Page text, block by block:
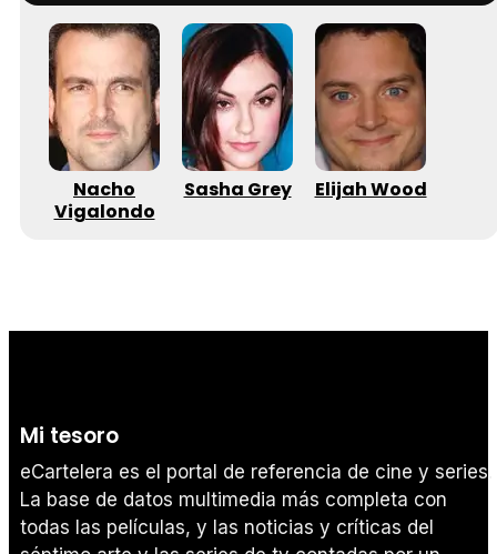
Nacho
Vigalondo
Sasha Grey Elijah Wood
Mi tesoro
eCartelera es el portal de referencia de cine y series.
La base de datos multimedia más completa con
todas las películas, y las noticias y críticas del